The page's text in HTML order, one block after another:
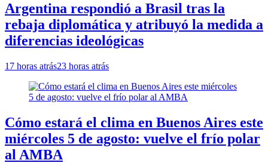
Argentina respondió a Brasil tras la
rebaja diplomática y atribuyó la medida a
diferencias ideológicas
17 horas atrás23 horas atrás
Cómo estará el clima en Buenos Aires este
miércoles 5 de agosto: vuelve el frío polar
al AMBA